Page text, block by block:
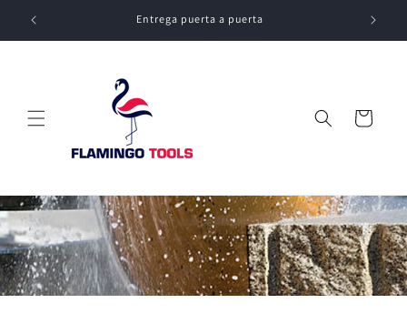
directamente
Entrega puerta a puerta
Carrito